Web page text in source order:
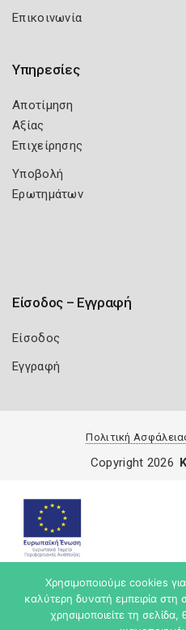
Επικοινωνία
Υπηρεσίες
Αποτίμηση
Αξίας
Επιχείρησης
Υποβολή
Ερωτημάτων
Είσοδος – Εγγραφή
Είσοδος
Εγγραφή
Πολιτική
Χρησιμοποιούμε cookies
καλύτερη δυνατή εμπειρία στη
χρησιμοποιείτε τη
Copyright 2026